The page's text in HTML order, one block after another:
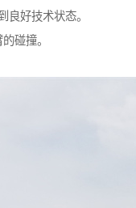
良好技术状态。
碰撞。